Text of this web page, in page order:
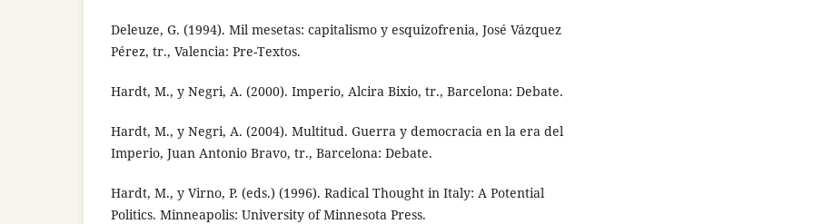
Deleuze, G. (1994). Mil mesetas: capitalismo y esquizofrenia, José Vázquez
Pérez, tr., Valencia: Pre-Textos.
Hardt, M., y Negri, A. (2000). Imperio, Alcira Bixio, tr., Barcelona: Debate.
Hardt, M., y Negri, A. (2004). Multitud. Guerra y democracia en la era del
Imperio, Juan Antonio Bravo, tr., Barcelona: Debate.
Hardt, M., y Virno, P. (eds.) (1996). Radical Thought in Italy: A Potential
Politics. Minneapolis: University of Minnesota Press.